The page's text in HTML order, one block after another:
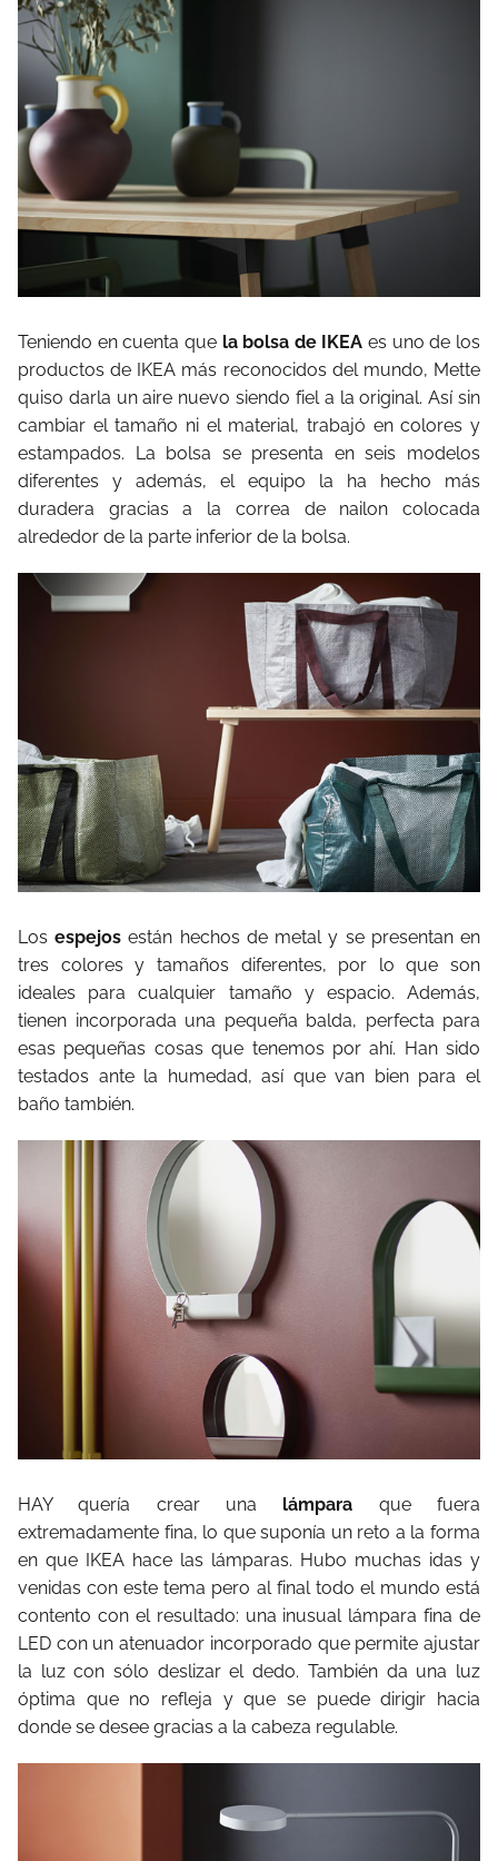
Teniendo en cuenta que la bolsa de IKEA es uno de los
productos de IKEA más reconocidos del mundo, Mette
quiso darla un aire nuevo siendo fiel a la original. Así sin
cambiar el tamaño ni el material, trabajó en colores y
estampados. La bolsa se presenta en seis modelos
diferentes y además, el equipo la ha hecho más
duradera gracias a la correa de nailon colocada
alrededor de la parte inferior de la bolsa.
Losespejosestán hechos de metal y se presentan en
tres colores y tamaños diferentes, por lo que son
ideales para cualquier tamaño y espacio. Además,
tienen incorporada una pequeña balda, perfecta para
esas pequeñas cosas que tenemos por ahí. Han sido
testados ante la humedad, así que van bien para el
baño también.
HAY quería crear una lámpara que fuera
extremadamente fina, lo que suponía un reto a la forma
en que IKEA hace las lámparas. Hubo muchas idas y
venidas con este tema pero al final todo el mundo está
contento con el resultado: una inusual lámpara fina de
LED con un atenuador incorporado que permite ajustar
la luz con sólo deslizar el dedo. También da una luz
óptima que no refleja y que se puede dirigir hacia
donde se desee gracias a la cabeza regulable.